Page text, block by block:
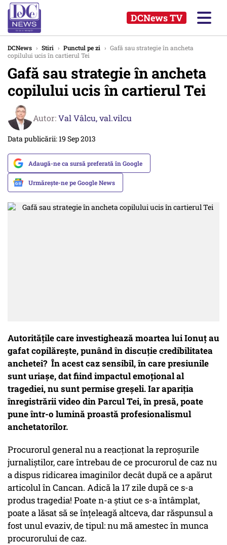
DCNews TV
DCNews › Stiri › Punctul pe zi › Gafă sau strategie în ancheta
copilului ucis în cartierul Tei
Gafă sau strategie în ancheta
copilului ucis în cartierul Tei
Autor:Val Vâlcu,val.vilcu
Data publicării: 19 Sep 2013
Adaugă-ne ca sursă preferată în Google
Urmărește-ne pe Google News
Autoritățile care investighează moartea lui Ionuț au
gafat copilărește, punând în discuție credibilitatea
anchetei? În acest caz sensibil, în care presiunile
sunt uriașe, dat fiind impactul emoțional al
tragediei, nu sunt permise greșeli. Iar apariția
înregistrării video din Parcul Tei, în presă, poate
pune într-o lumină proastă profesionalismul
anchetatorilor.
Procurorul general nu a reacționat la reproșurile
jurnaliștilor, care întrebau de ce procurorul de caz nu
a dispus ridicarea imaginilor decât după ce a apărut
articolul în Cancan. Adică la 17 zile după ce s-a
produs tragedia! Poate n-a știut ce s-a întâmplat,
poate a lăsat să se înțeleagă altceva, dar răspunsul a
fost unul evaziv, de tipul: nu mă amestec în munca
procurorului de caz.